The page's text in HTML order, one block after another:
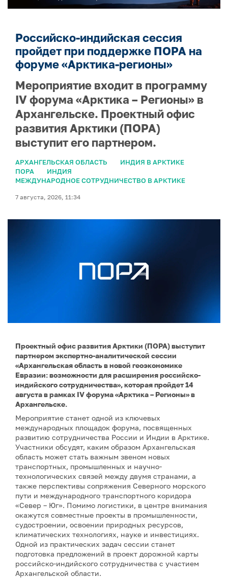
Российско-индийская сессия
пройдет при поддержке ПОРА на
форуме «Арктика-регионы»
Мероприятие входит в программу
IV форума «Арктика – Регионы» в
Архангельске. Проектный офис
развития Арктики (ПОРА)
выступит его партнером.
АРХАНГЕЛЬСКАЯ ОБЛАСТЬ
ИНДИЯ В АРКТИКЕ
ПОРА
ИНДИЯ
МЕЖДУНАРОДНОЕ СОТРУДНИЧЕСТВО В АРКТИКЕ
7 августа, 2026, 11:34
Проектный офис развития Арктики (ПОРА) выступит
партнером экспертно-аналитической сессии
«Архангельская область в новой геоэкономике
Евразии: возможности для расширения российско-
индийского сотрудничества», которая пройдет 14
августа в рамках IV форума «Арктика – Регионы» в
Архангельске.
Мероприятие станет одной из ключевых
международных площадок форума, посвященных
развитию сотрудничества России и Индии в Арктике.
Участники обсудят, каким образом Архангельская
область может стать важным звеном новых
транспортных, промышленных и научно-
технологических связей между двумя странами, а
также перспективы сопряжения Северного морского
пути и международного транспортного коридора
«Север – Юг». Помимо логистики, в центре внимания
окажутся совместные проекты в промышленности,
судостроении, освоении природных ресурсов,
климатических технологиях, науке и инвестициях.
Одной из практических задач сессии станет
подготовка предложений в проект дорожной карты
российско-индийского сотрудничества с участием
Архангельской области.